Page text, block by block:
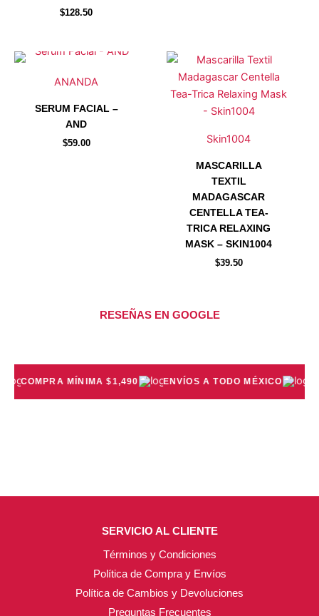
$128.50
en
la
página
de
en
la
página
de
ANANDA
Este
producto
múltiples
variantes.
Las
SERUM FACIAL –
AND
$59.00
Este
producto
múltiples
variantes.
Las
Skin1004
MASCARILLA
TEXTIL
MADAGASCAR
CENTELLA TEA-
TRICA RELAXING
MASK – SKIN1004
$39.50
RESEÑAS EN GOOGLE
COMPRA MÍNIMA $1,490 ENVÍOS A TODO MÉXICO
SERVICIO AL CLIENTE
Términos y Condiciones
Política de Compra y Envíos
Política de Cambios y Devoluciones
Preguntas Frecuentes